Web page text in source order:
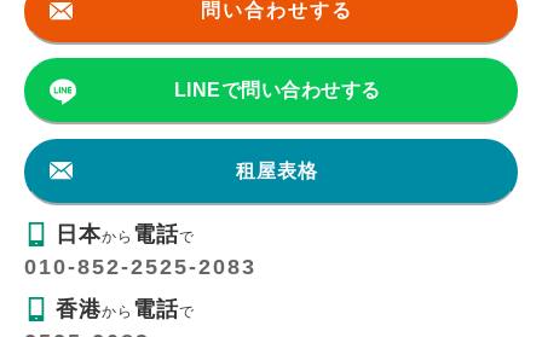
問い合わせする
LINEで問い合わせする
租屋表格
日本から 電話で
010-852-2525-2083
香港から 電話で